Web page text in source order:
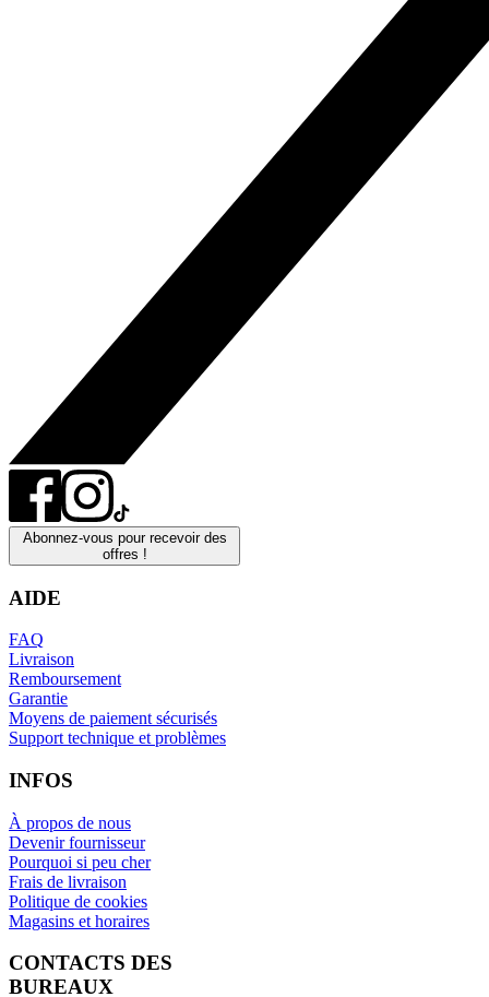
Abonnez-vous pour recevoir des
offres !
AIDE
FAQ
Livraison
Remboursement
Garantie
Moyens de paiement sécurisés
Support technique et problèmes
INFOS
À propos de nous
Devenir fournisseur
Pourquoi si peu cher
Frais de livraison
Politique de cookies
Magasins et horaires
CONTACTS DES
BUREAUX